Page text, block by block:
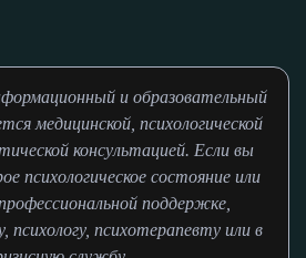
и образовательный
медицинской, психологической
консультацией. Если вы
психологическое состояние или
поддержке,
психологу, психотерапевту или в